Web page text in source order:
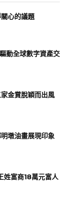
心的議題
動全球數字資產交
金賞脫穎而出風
墩油畫展現印象
富商18萬元富人